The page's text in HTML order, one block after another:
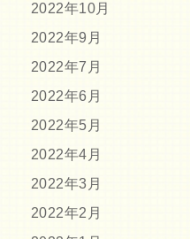
2022年10月
2022年9月
2022年7月
2022年6月
2022年5月
2022年4月
2022年3月
2022年2月